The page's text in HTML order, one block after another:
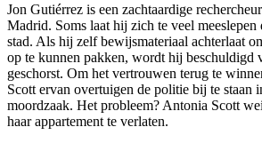
Jon Gutiérrez is een zachtaardige
Madrid. Soms laat hij zich te veel
stad. Als hij zelf bewijsmateriaal achterlaat
op te kunnen pakken, wordt hij beschuldigd
geschorst. Om het vertrouwen terug te
Scott ervan overtuigen de politie bij te staan
moordzaak. Het probleem? Antonia Scott
haar appartement te verlaten.